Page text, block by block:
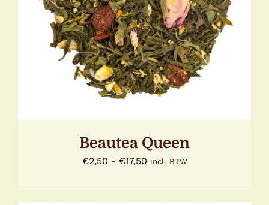
OPTIES SELECTEREN DIT
PRODUCT
HEEFT
MEERDERE
VARIATIES.
DEZE
OPTIE
KAN
GEKOZEN
OP
PRODUCTPAGINA
DETAILS
Beautea Queen
€2,50 - €17,50Prijsklasse:
incl. BTW